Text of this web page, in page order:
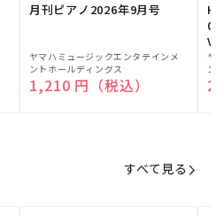
月刊ピアノ2026年9月号
販
売
元:
ヤマハミュージックエンタテインメ
ントホールディングス
通常価格
1,210 円（税込）
販
売
元:
ヤ
ン
すべて見る